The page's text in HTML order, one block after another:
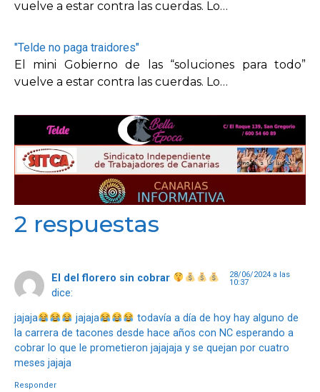
vuelve a estar contra las cuerdas. Lo…
"Telde no paga traidores"
El mini Gobierno de las “soluciones para todo”
vuelve a estar contra las cuerdas. Lo…
2 respuestas
El del florero sin cobrar
dice:
28/06/2024 a las
10:37
jajaja jajaja
todavía a día de hoy hay alguno de
la carrera de tacones desde hace años con NC esperando a
cobrar lo que le prometieron jajajaja y se quejan por cuatro
meses jajaja
Responder